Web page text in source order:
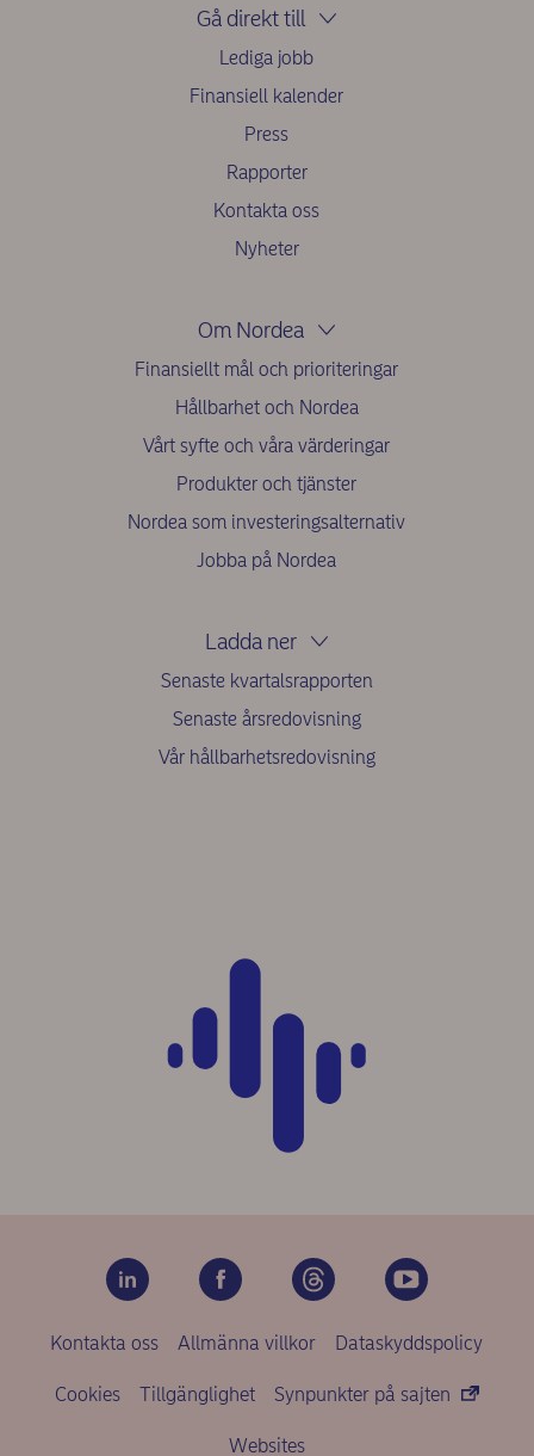
Gå direkt till
Lediga jobb
Finansiell kalender
Press
Rapporter
Kontakta oss
Nyheter
Om Nordea
Finansiellt mål och prioriteringar
Hållbarhet och Nordea
Vårt syfte och våra värderingar
Produkter och tjänster
Nordea som investeringsalternativ
Jobba på Nordea
Ladda ner
Senaste kvartalsrapporten
Senaste årsredovisning
Vår hållbarhetsredovisning
Kontakta oss Allmänna villkor Dataskyddspolicy
Cookies Tillgänglighet Synpunkter på sajten
Websites